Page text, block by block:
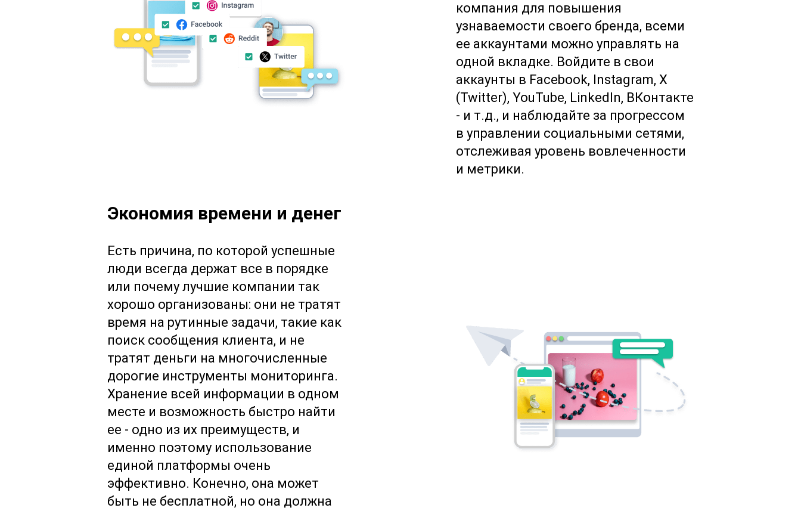
компания для повышения
узнаваемости своего бренда, всеми
ее аккаунтами можно управлять на
одной вкладке. Войдите в свои
аккаунты в Facebook, Instagram, X
(Twitter), YouTube, LinkedIn, ВКонтакте
- и т.д., и наблюдайте за прогрессом
в управлении социальными сетями,
отслеживая уровень вовлеченности
и метрики.
Экономия времени и денег
Есть причина, по которой успешные
люди всегда держат все в порядке
или почему лучшие компании так
хорошо организованы: они не тратят
время на рутинные задачи, такие как
поиск сообщения клиента, и не
тратят деньги на многочисленные
дорогие инструменты мониторинга.
Хранение всей информации в одном
месте и возможность быстро найти
ее - одно из их преимуществ, и
именно поэтому использование
единой платформы очень
эффективно. Конечно, она может
быть не бесплатной, но она должна